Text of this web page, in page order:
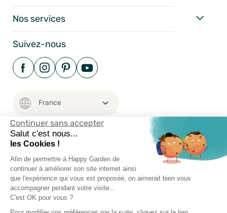
Continuer sans accepter
Salut c'est nous...
les Cookies !
Afin de permettre à Happy Garden de
continuer à améliorer son site internet ainsi
que l'expérience qui vous est proposée, on aimerait bien vous
accompagner pendant votre visite...
C'est OK pour vous ?
Nos services
Suivez-nous
Conditions Générales
Vie Privée
Happy-Garden.fr - Allstore SAS Copyright 2024